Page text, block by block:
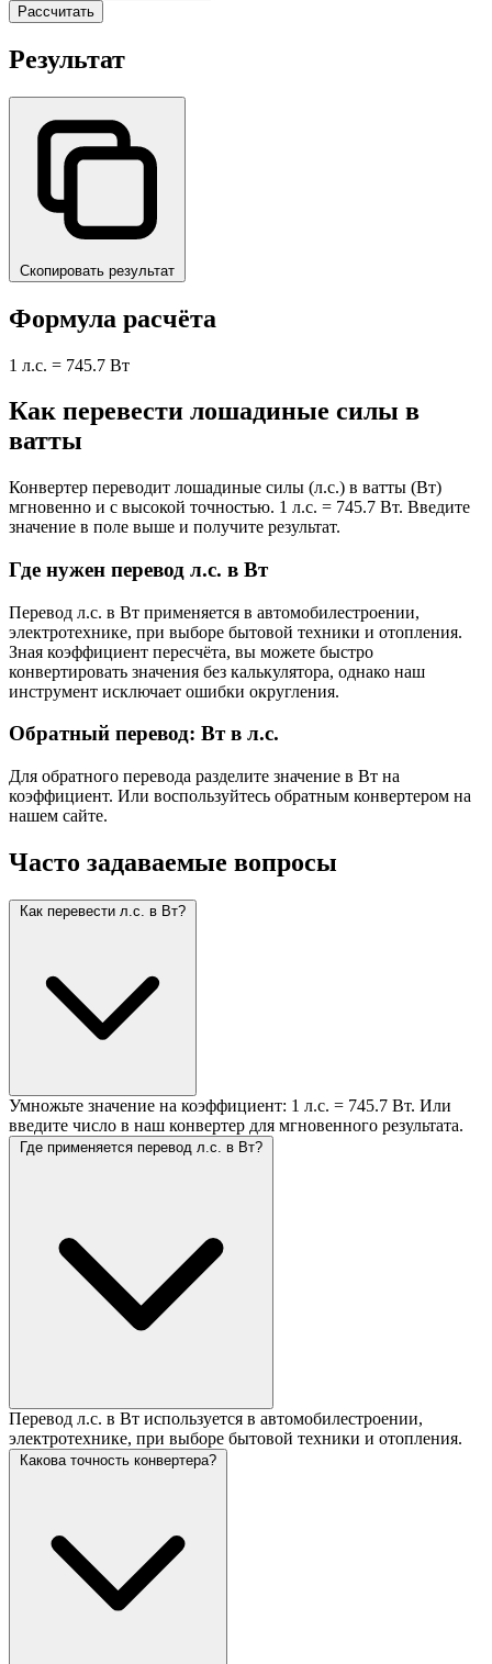
Рассчитать
Результат
Скопировать результат
Формула расчёта
1 л.с. = 745.7 Вт
Как перевести лошадиные силы в
ватты
Конвертер переводит лошадиные силы (л.с.) в ватты (Вт)
мгновенно и с высокой точностью. 1 л.с. = 745.7 Вт. Введите
значение в поле выше и получите результат.
Где нужен перевод л.с. в Вт
Перевод л.с. в Вт применяется в автомобилестроении,
электротехнике, при выборе бытовой техники и отопления.
Зная коэффициент пересчёта, вы можете быстро
конвертировать значения без калькулятора, однако наш
инструмент исключает ошибки округления.
Обратный перевод: Вт в л.с.
Для обратного перевода разделите значение в Вт на
коэффициент. Или воспользуйтесь обратным конвертером на
нашем сайте.
Часто задаваемые вопросы
Как перевести л.с. в Вт?
Умножьте значение на коэффициент: 1 л.с. = 745.7 Вт. Или
введите число в наш конвертер для мгновенного результата.
Где применяется перевод л.с. в Вт?
Перевод л.с. в Вт используется в автомобилестроении,
электротехнике, при выборе бытовой техники и отопления.
Какова точность конвертера?